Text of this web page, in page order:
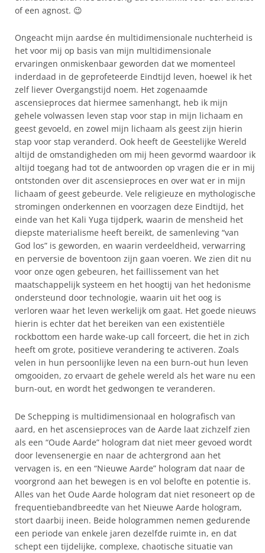
of een agnost. 😉
Ongeacht mijn aardse én multidimensionale nuchterheid is
het voor mij op basis van mijn multidimensionale
ervaringen onmiskenbaar geworden dat we momenteel
inderdaad in de geprofeteerde Eindtijd leven, hoewel ik het
zelf liever Overgangstijd noem. Het zogenaamde
ascensieproces dat hiermee samenhangt, heb ik mijn
gehele volwassen leven stap voor stap in mijn lichaam en
geest gevoeld, en zowel mijn lichaam als geest zijn hierin
stap voor stap veranderd. Ook heeft de Geestelijke Wereld
altijd de omstandigheden om mij heen gevormd waardoor ik
altijd toegang had tot de antwoorden op vragen die er in mij
ontstonden over dit ascensieproces en over wat er in mijn
lichaam of geest gebeurde. Vele religieuze en mythologische
stromingen onderkennen en voorzagen deze Eindtijd, het
einde van het Kali Yuga tijdperk, waarin de mensheid het
diepste materialisme heeft bereikt, de samenleving “van
God los” is geworden, en waarin verdeeldheid, verwarring
en perversie de boventoon zijn gaan voeren. We zien dit nu
voor onze ogen gebeuren, het faillissement van het
maatschappelijk systeem en het hoogtij van het hedonisme
ondersteund door technologie, waarin uit het oog is
verloren waar het leven werkelijk om gaat. Het goede nieuws
hierin is echter dat het bereiken van een existentiële
rockbottom een harde wake-up call forceert, die het in zich
heeft om grote, positieve verandering te activeren. Zoals
velen in hun persoonlijke leven na een burn-out hun leven
omgooiden, zo ervaart de gehele wereld als het ware nu een
burn-out, en wordt het gedwongen te veranderen.
De Schepping is multidimensionaal en holografisch van
aard, en het ascensieproces van de Aarde laat zichzelf zien
als een “Oude Aarde” hologram dat niet meer gevoed wordt
door levensenergie en naar de achtergrond aan het
vervagen is, en een “Nieuwe Aarde” hologram dat naar de
voorgrond aan het bewegen is en vol belofte en potentie is.
Alles van het Oude Aarde hologram dat niet resoneert op de
frequentiebandbreedte van het Nieuwe Aarde hologram,
stort daarbij ineen. Beide hologrammen nemen gedurende
een periode van enkele jaren dezelfde ruimte in, en dat
schept een tijdelijke, complexe, chaotische situatie van